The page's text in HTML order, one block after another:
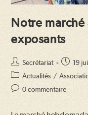
Notre
exposants
Auteur/autrice
de
la
publication :
Secrétariat
publiée :
19
Post
category:
Actualités /
Commentaires
0 commentaire